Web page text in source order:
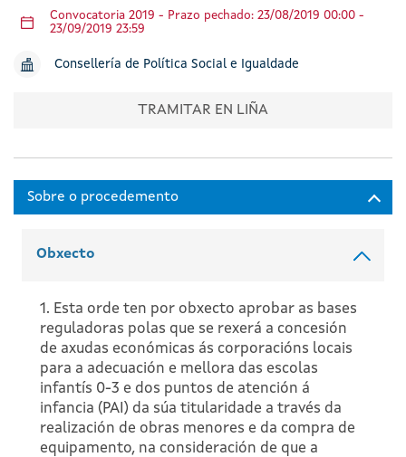
Convocatoria 2019 - Prazo pechado: 23/08/2019 00:00 -
23/09/2019 23:59
Consellería de Política Social e Igualdade
TRAMITAR EN LIÑA
Obxecto
1. Esta orde ten por obxecto aprobar as bases
reguladoras polas que se rexerá a concesión
de axudas económicas ás corporacións locais
para a adecuación e mellora das escolas
infantís 0-3 e dos puntos de atención á
infancia (PAI) da súa titularidade a través da
realización de obras menores e da compra de
equipamento, na consideración de que a